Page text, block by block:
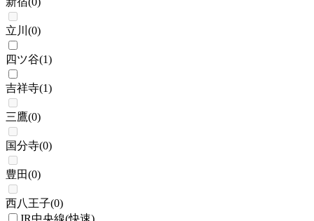
立川 (0)
四ツ谷(1)
吉祥寺(1)
三鷹(0)
国分寺(0)
豊田(0)
西八王子(0)